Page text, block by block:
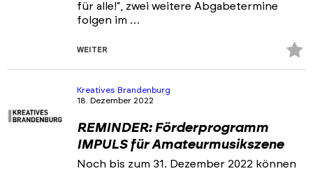
für alle!“, zwei weitere Abgabetermine
folgen im …
WEITER
Kreatives Brandenburg
18. Dezember 2022
REMINDER: Förderprogramm
IMPULS für Amateurmusikszene
Noch bis zum 31. Dezember 2022 können